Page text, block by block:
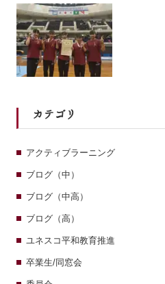
カテゴリ
アクティブラーニング
ブログ（中）
ブログ（中高）
ブログ（高）
ユネスコ平和教育推進
卒業生/同窓会